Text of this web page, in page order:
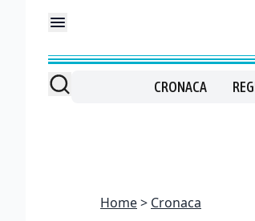
CRONACA
Home Cronaca